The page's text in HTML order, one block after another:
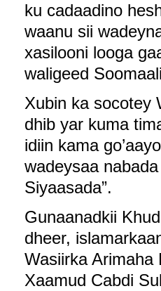
ku cadaadino
waanu sii
xasilooni looga
waligeed
Xubin ka socotey
dhib yar kuma
idiin kama
wadeysaa
Siyaasada”.
Gunaanadkii
dheer,
Wasiirka Arimaha
Xaamud Cabdi